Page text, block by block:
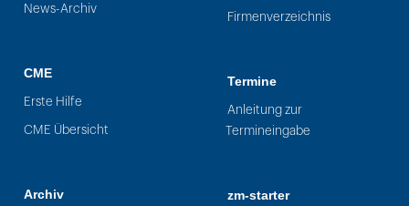
News-Archiv
CME
Erste Hilfe
CME Übersicht
Archiv
Firmenverzeichnis
Termine
Anleitung zur
Termineingabe
zm-starter